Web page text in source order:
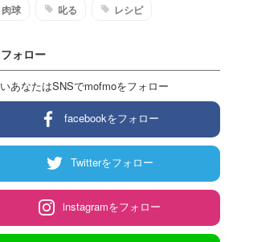
肉球 叱る レシピ
フォロー
あなたはSNSでmofmoをフォロー
facebookをフォロー
Twitterをフォロー
instagramをフォロー